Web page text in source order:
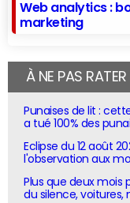
Web analytics :
marketing
À NE PAS RATER
Punaises de lit :
a tué 100% des
Eclipse du 12 août
l'observation aux
Plus que deux mois
du silence,